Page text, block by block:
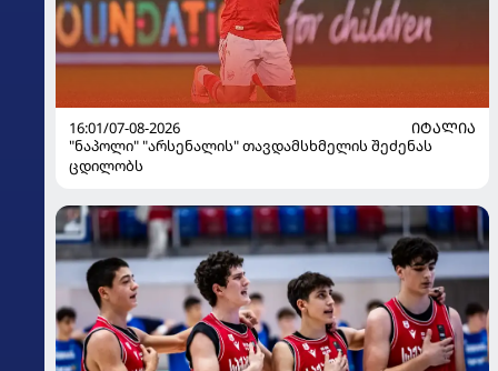
16:01/07-08-2026
ᲘᲢᲐᲚᲘᲐ
"ნაპოლი" "არსენალის" თავდამსხმელის შეძენას
ცდილობს